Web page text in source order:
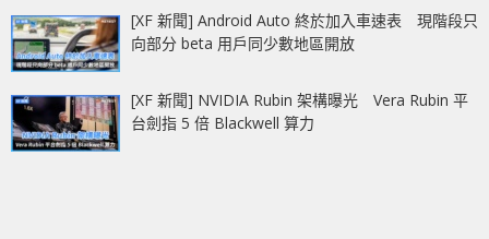
[XF 新聞] Android Auto 終於加入車速表 現階段只
向部分 beta 用戶同少數地區開放
[XF 新聞] NVIDIA Rubin 架構曝光 Vera Rubin 平
台劍指 5 倍 Blackwell 算力